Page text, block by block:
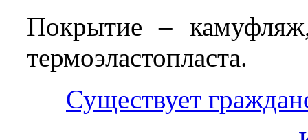
Покрытие –
термоэластопласта.
Существует